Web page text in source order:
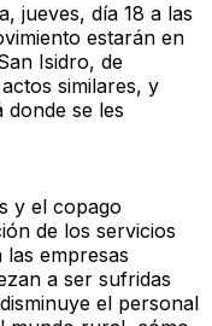
jueves, día 18 a las
estarán en
Isidro, de
similares, y
donde se les
y el copago
de los servicios
empresas
a ser sufridas
el personal